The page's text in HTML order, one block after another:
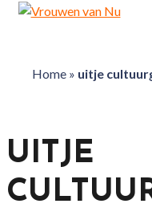
Home» uitje
UITJE